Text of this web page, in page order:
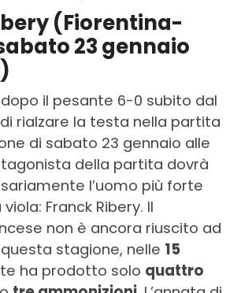
(Fiorentina-
23 gennaio
dopo il pesante 6-0 subito dal
rialzare la testa nella partita
di sabato 23 gennaio alle
della partita dovrà
l’uomo più forte
Franck Ribery. Il
non è ancora riuscito ad
stagione, nelle 15
ha prodotto solo quattro